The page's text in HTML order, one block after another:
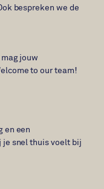
bespreken we de
jouw
to our team!
en een
snel thuis voelt bij